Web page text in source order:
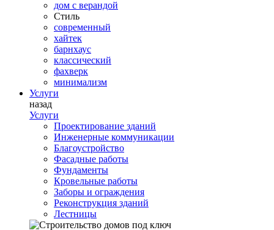
дом с верандой
Стиль
современный
хайтек
барнхаус
классический
фахверк
минимализм
Услуги
назад
Услуги
Проектирование зданий
Инженерные коммуникации
Благоустройство
Фасадные работы
Фундаменты
Кровельные работы
Заборы и ограждения
Реконструкция зданий
Лестницы